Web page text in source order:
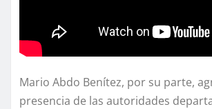
Mario Abdo Benítez, por su parte,
presencia de las autoridades